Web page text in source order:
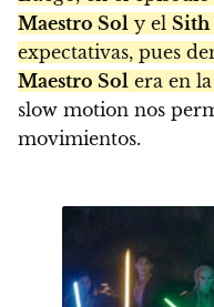
Maestro Sol y el
expectativas, pues
Maestro Sol era en la
slow motion nos
movimientos.